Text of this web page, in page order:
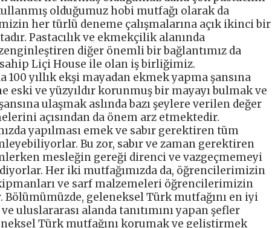
olduğumuz hobi mutfağı olarak da
her türlü deneme çalışmalarına açık ikinci bir
Pastacılık ve ekmekçilik alanında
diğer önemli bir bağlantımız da
Liçi House ile olan iş birliğimiz.
100 yıllık ekşi mayadan ekmek yapma şansına
eski ve yüzyıldır korunmuş bir mayayı bulmak ve
ulaşmak aslında bazı şeylere verilen değer
açısından da önem arz etmektedir.
yapılması emek ve sabır gerektiren tüm
Bu zor, sabır ve zaman gerektiren
mesleğin gereği direnci ve vazgeçmemeyi
Her iki mutfağımızda da, öğrencilerimizin
ve sarf malzemeleri öğrencilerimizin
Bölümümüzde, geleneksel Türk mutfağını en iyi
uluslararası alanda tanıtımını yapan şefler
Türk mutfağını korumak ve geliştirmek